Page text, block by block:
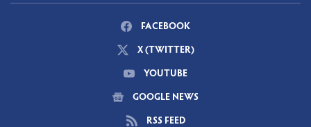
FACEBOOK
X (TWITTER)
YOUTUBE
GOOGLE NEWS
RSS FEED